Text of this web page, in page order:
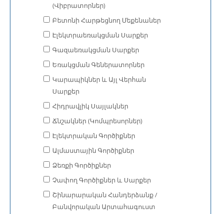
(Վիբրատորներ)
Բետոնի Հարթեցնող Մեքենաներ
Էլեկտրաեռակցման Սարքեր
Գազաեռակցման Սարքեր
Եռակցման Գեներատորներ
Կարապիկներ և Այլ Վերհան
Սարքեր
Հիդրավլիկ Սայլակներ
Ճնշակներ (Կոմպրեսորներ)
Էլեկտրական Գործիքներ
Ալմաստային Գործիքներ
Ձեռքի Գործիքներ
Չափող Գործիքներ և Սարքեր
Շինարարական Հանդերձանք /
Բանվորական Արտահագուստ